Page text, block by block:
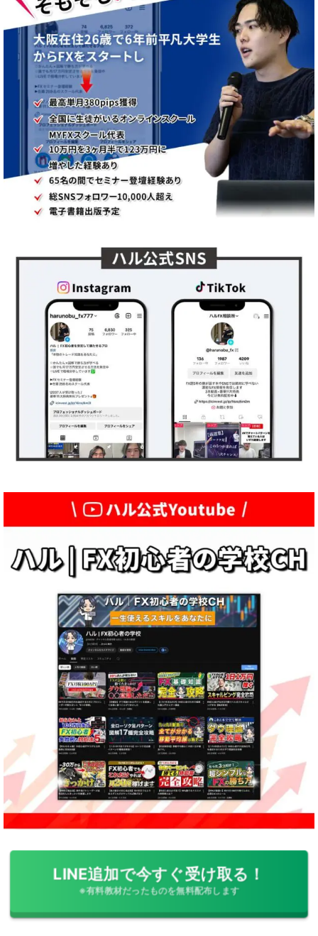
LINE追加で今すぐ受け取る！
※有料教材だったものを無料配布します